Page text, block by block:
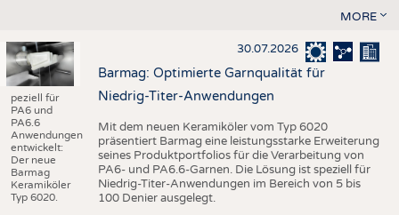
MORE
peziell für
PA6 und
PA6.6
Anwendungen
entwickelt:
Der neue
Barmag
Keramiköler
Typ 6020.
30.07.2026
Barmag: Optimierte Garnqualität für
Niedrig-Titer-Anwendungen
Mit dem neuen Keramiköler vom Typ 6020
präsentiert Barmag eine leistungsstarke Erweiterung
seines Produktportfolios für die Verarbeitung von
PA6- und PA6.6-Garnen. Die Lösung ist speziell für
Niedrig-Titer-Anwendungen im Bereich von 5 bis
100 Denier ausgelegt.